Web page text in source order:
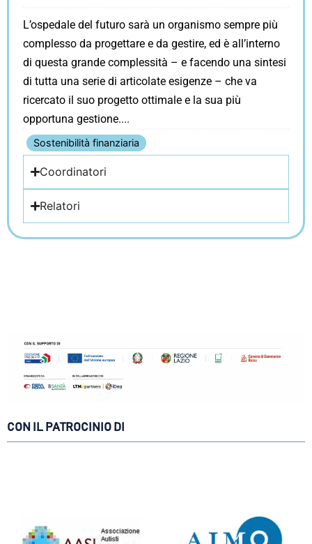
L’ospedale del futuro sarà un organismo sempre più
complesso da progettare e da gestire, ed è all’interno
di questa grande complessità – e facendo una sintesi
di tutta una serie di articolate esigenze – che va
ricercato il suo progetto ottimale e la sua più
opportuna gestione.
Sostenibilità finanziaria
Coordinatori
Relatori
CON IL PATROCINIO DI